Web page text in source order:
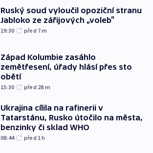
Ruský soud vyloučil opoziční stranu
Jabloko ze zářijových „voleb“
19:30 před 7m
Západ Kolumbie zasáhlo
zemětřesení, úřady hlásí přes sto
obětí
15:30 před 28 m
Ukrajina cílila na rafinerii v
Tatarstánu, Rusko útočilo na města,
benzinky či sklad WHO
08:44 před 1h